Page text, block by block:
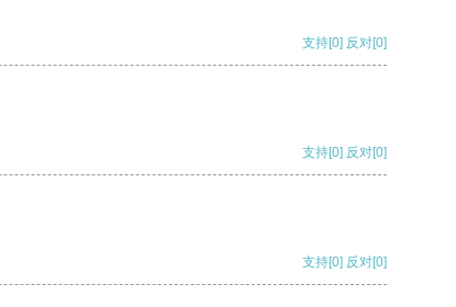
支持[0] 反对[0]
支持[0] 反对[0]
支持[0] 反对[0]